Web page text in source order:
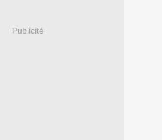
Publicité